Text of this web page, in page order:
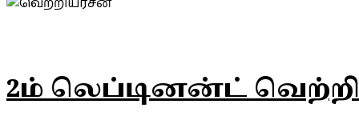
2ம் லெப்டினன்ட்